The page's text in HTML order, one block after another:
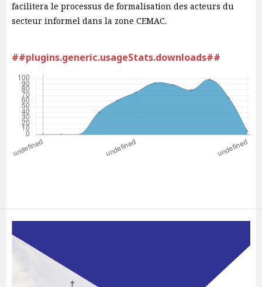
facilitera le processus de formalisation des acteurs du
secteur informel dans la zone CEMAC.
##plugins.generic.usageStats.downloads##